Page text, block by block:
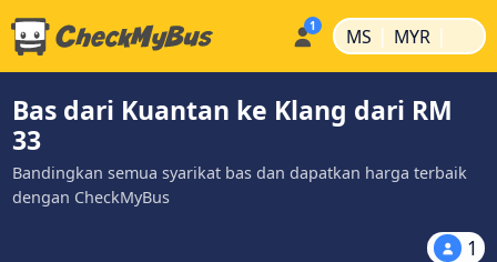
MS | MYR |
Bas dari Kuantan ke Klang dari RM
33
Bandingkan semua syarikat bas dan dapatkan harga terbaik
dengan CheckMyBus
1